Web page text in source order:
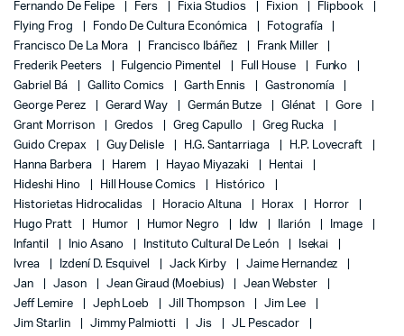
Fernando De Felipe
Fers Fixia Studios Fixion
Flipbook
Flying Frog
Fondo De Cultura Económica
Fotografía
Francisco De La Mora
Francisco Ibáñez
Frank Miller
Frederik Peeters
Fulgencio Pimentel Full House
Funko
Gabriel Bá
Gallito Comics Garth Ennis
Gastronomía
George Perez
Gerard Way Germán Butze Glénat
Gore
Grant Morrison
Gredos Greg Capullo
Greg Rucka
Guido Crepax
Guy Delisle H.G. Santarriaga
H.P. Lovecraft
Hanna Barbera
Harem Hayao Miyazaki
Hentai
Hideshi Hino
Hill House Comics
Histórico
Historietas Hidrocalidas
Horacio Altuna Horax
Horror
Hugo Pratt
Humor Humor Negro Idw Ilarión
Image
Infantil
Inio Asano Instituto Cultural De León
Isekai
Ivrea
Izdení D. Esquivel Jack Kirby
Jaime Hernandez
Jan
Jason Jean Giraud (Moebius)
Jean Webster
Jeff Lemire
Jeph Loeb Jill Thompson
Jim Lee
Jim Starlin
Jimmy Palmiotti Jis
JL Pescador